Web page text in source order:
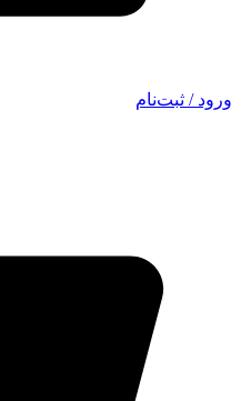
ورود / ثبت‌نام